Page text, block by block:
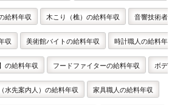
給料年収 木こり（樵）の給料年収 音響技術者
収 美術館バイトの給料年収 時計職人の給料年
の給料年収 フードファイターの給料年収 ボデ
水先案内人）の給料年収 家具職人の給料年収